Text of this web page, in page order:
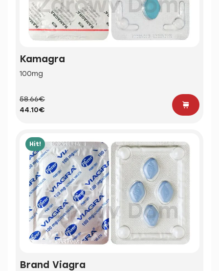
Kamagra
100mg
58.66€
44.10€
Hit!
Brand Viagra